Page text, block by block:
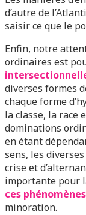
d’autre de
saisir ce que le
Enfin, notre
ordinaires est
diverses formes
chaque forme
la classe, la race
dominations
en étant
sens, les
crise et
importante pour
ces phénomènes
minoration.